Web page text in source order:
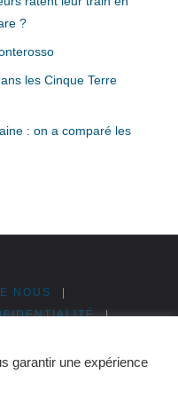
?
les Cinque Terre
: on a comparé les
NOUS
|
| PLAN DU SITE
garantir une expérience